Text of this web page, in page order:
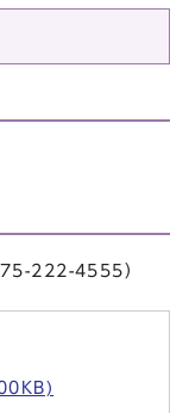
222-4555）